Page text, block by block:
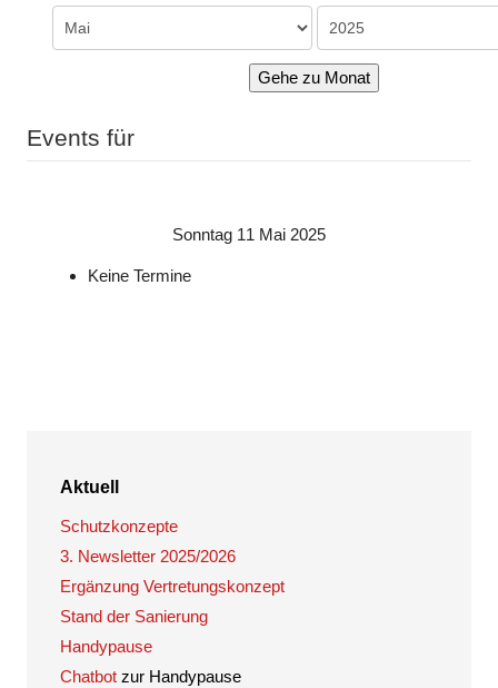
Gehe zu Monat
Events für
Sonntag 11 Mai 2025
Keine Termine
Aktuell
Schutzkonzepte
3. Newsletter 2025/2026
Ergänzung Vertretungskonzept
Stand der Sanierung
Handypause
Chatbotzur Handypause